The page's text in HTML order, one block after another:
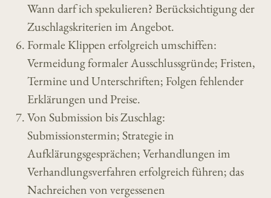
Wann darf ich spekulieren? Berücksichtigung der
Zuschlagskriterien im Angebot.
Formale Klippen erfolgreich umschiffen:
Vermeidung formaler Ausschlussgründe; Fristen,
Termine und Unterschriften; Folgen fehlender
Erklärungen und Preise.
Von Submission bis Zuschlag:
Submissionstermin; Strategie in
Aufklärungsgesprächen; Verhandlungen im
Verhandlungsverfahren erfolgreich führen; das
Nachreichen von vergessenen